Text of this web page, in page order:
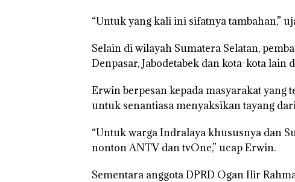
“Untuk yang kali ini sifatnya tambahan,”
Selain di wilayah Sumatera Selatan,
Denpasar, Jabodetabek dan kota-kota lain
Erwin berpesan kepada masyarakat yang
untuk senantiasa menyaksikan tayang
“Untuk warga Indralaya khususnya dan
nonton ANTV dan tvOne,” ucap Erwin.
Sementara anggota DPRD Ogan Ilir